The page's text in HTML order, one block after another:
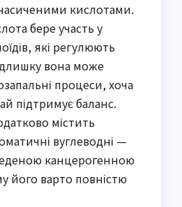
кислотами.
бере участь у
які регулюють
вона може
процеси, хоча
підтримує баланс.
містить
вуглеводні —
канцерогенною
його варто повністю